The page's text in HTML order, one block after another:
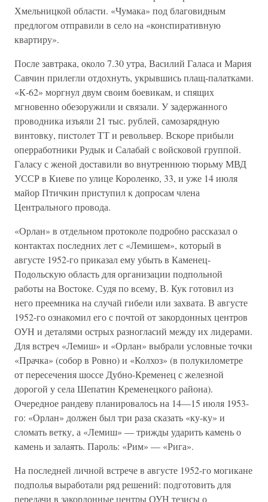
Хмельницкой области. «Чумака» под благовидным
предлогом отправили в село на «конспиративную
квартиру».
После завтрака, около 7.30 утра, Василий Галаса и Мария
Савчин прилегли отдохнуть, укрывшись плащ-палатками.
«К-62» моргнул двум своим боевикам, и спящих
мгновенно обезоружили и связали. У задержанного
проводника изъяли 21 тыс. рублей, самозарядную
винтовку, пистолет ТТ и револьвер. Вскоре прибыли
оперработники Рудык и Салабай с войсковой группой.
Галасу с женой доставили во внутреннюю тюрьму МВД
УССР в Киеве по улице Короленко, 33, и уже 14 июля
майор Птичкин приступил к допросам члена
Центрального провода.
«Орлан» в отдельном протоколе подробно рассказал о
контактах последних лет с «Лемишем», который в
августе 1952-го приказал ему убыть в Каменец-
Подольскую область для организации подпольной
работы на Востоке. Судя по всему, В. Кук готовил из
него преемника на случай гибели или захвата. В августе
1952-го ознакомил его с почтой от закордонных центров
ОУН и деталями острых разногласий между их лидерами.
Для встреч «Лемиш» и «Орлан» выбрали условные точки
«Прачка» (собор в Ровно) и «Колхоз» (в полукилометре
от пересечения шоссе Дубно-Кременец с железной
дорогой у села Шепатин Кременецкого района).
Очередное рандеву планировалось на 14—15 июля 1953-
го: «Орлан» должен был три раза сказать «ку-ку» и
сломать ветку, а «Лемиш» — трижды ударить камень о
камень и залаять. Пароль: «Рим» — «Рига».
На последней личной встрече в августе 1952-го могикане
подполья выработали ряд решений: подготовить для
передачи в закордонные центры ОУН тезисы о